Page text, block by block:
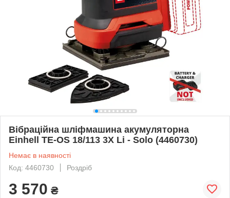
Вібраційна шліфмашина акумуляторна
Einhell TE-OS 18/113 3X Li - Solo (4460730)
Немає в наявності
Код: 4460730
Роздріб
3 570 ₴